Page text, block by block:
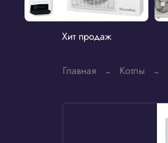
Хит продаж
Главная Котлы